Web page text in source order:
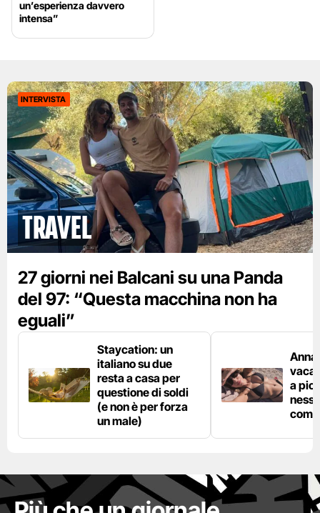
un’esperienza davvero
intensa”
INTERVISTA
Travel
27 giorni nei Balcani su una Panda
del 97: “Questa macchina non ha
eguali”
Staycation: un
italiano su due
resta a casa per
questione di soldi
(e non è per forza
un male)
Anna
a